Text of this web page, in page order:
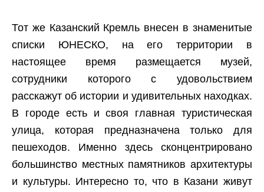
Тот же Казанский Кремль внесен в знаменитые
списки ЮНЕСКО, на его территории в
настоящее время размещается музей,
сотрудники которого с удовольствием
расскажут об истории и удивительных находках.
В городе есть и своя главная туристическая
улица, которая предназначена только для
пешеходов. Именно здесь сконцентрировано
большинство местных памятников архитектуры
и культуры. Интересно то, что в Казани живут